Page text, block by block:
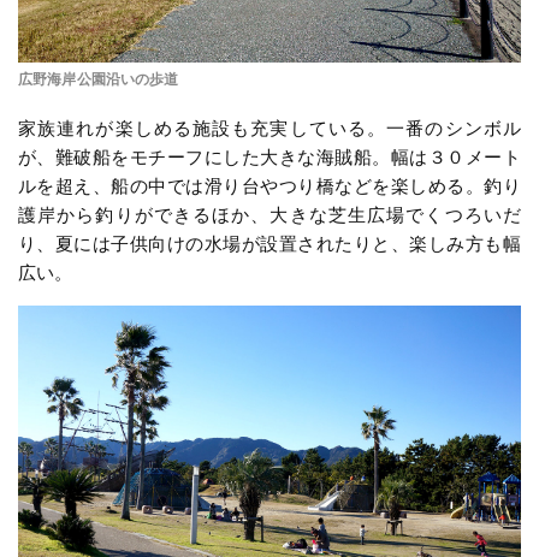
広野海岸公園沿いの歩道
家族連れが楽しめる施設も充実している。一番のシンボル
が、難破船をモチーフにした大きな海賊船。幅は３０メート
ルを超え、船の中では滑り台やつり橋などを楽しめる。釣り
護岸から釣りができるほか、大きな芝生広場でくつろいだ
り、夏には子供向けの水場が設置されたりと、楽しみ方も幅
広い。